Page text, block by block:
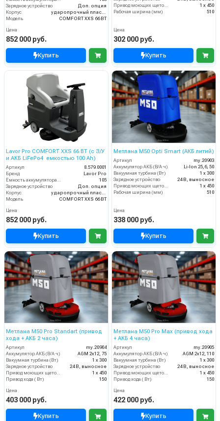
Зарядное устройство
Доп. опция
Корпус
Модель
COMFORT XXS 66 BT
Цена
852 000 руб.
Купить
1 х 450
Рабочая ширина (мм)
510
Цена
302 000 руб.
Купить
Lavor Pro COMFORT XXS 66 BT (с З/У
и АКБ LiFePo4 емкостью 100 Ah)
Артикул
8.579.0001
Бренд
Lavor Pro
105
Зарядное устройство
Доп. опция
Корпус
Модель
COMFORT XXS 66 BT
Цена
852 000 руб.
Купить
Метлана М50 Opti Smart (АКБ литий)
Артикул
my.20903
Аккумулятор АКБ (В/А·ч)
Li-Ion 25,6, 50
Вакуумная турбина (Вт)
1 х 300
Зарядное устройство
24 В, выносное
1 х 450
Рабочая ширина (мм)
510
Цена
338 000 руб.
Купить
Метлана М50 Pro Standart (привод
хода + АКБ 2 часа)
Артикул
my.20904
Аккумулятор АКБ (В/А·ч)
AGM 2х12, 75
Вакуумная турбина (Вт)
1 х 300
Зарядное устройство
24 В, выносное
Привод моющих щеток (Вт)
1 х 450
Привод хода ( Вт)
150
Цена
403 000 руб.
Купить
Метлана M50 Pro Max (привод хода
+ АКБ 4 часа)
Артикул
my.20905
Аккумулятор АКБ (В/А·ч)
AGM 2х12, 110
Вакуумная турбина (Вт)
1 х 300
Зарядное устройство
24 В, выносное
Привод моющих щеток (Вт)
1 х 450
Привод хода ( Вт)
150
Цена
422 000 руб.
Купить